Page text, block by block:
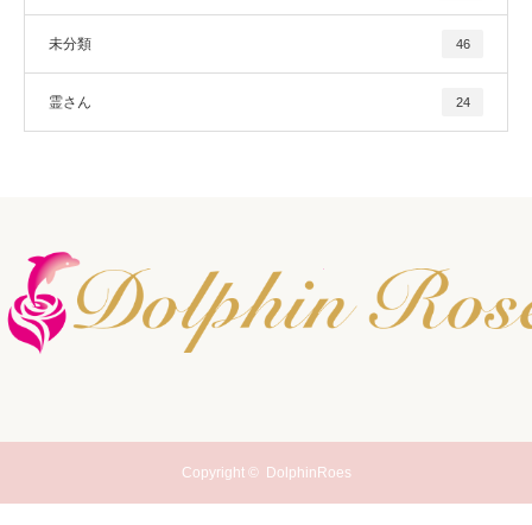
未分類 46
霊さん 24
Copyright © DolphinRoes